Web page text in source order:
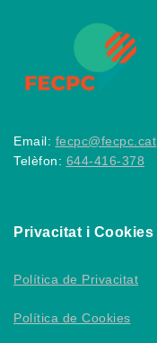
Email: fecpc@fecpc.cat
Telèfon: 644-416-378
Privacitat i Cookies
Política de Privacitat
Política de Cookies